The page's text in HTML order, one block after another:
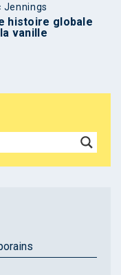
Jennings
histoire globale
vanille